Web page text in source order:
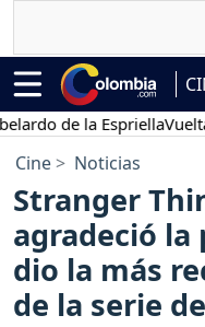
de la EspriellaVuelta a
Cine Noticias
Stranger
agradeció la
dio la más
de la serie